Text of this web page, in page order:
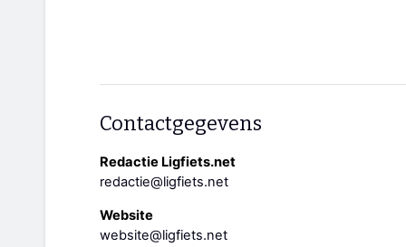
Contactgegevens
Redactie Ligfiets.net
redactie@ligfiets.net
Website
website@ligfiets.net